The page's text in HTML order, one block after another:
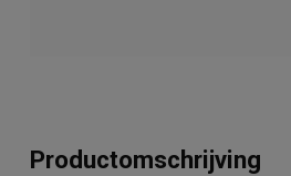
Productomschrijving